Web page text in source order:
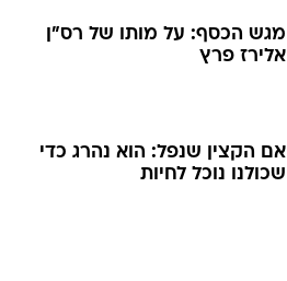
מגש הכסף: על מותו של רס"ן
אלירז פרץ
אם הקצין שנפל: הוא נהרג כדי
שכולנו נוכל לחיות